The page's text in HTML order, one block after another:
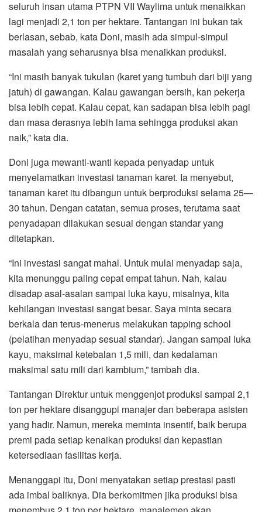
seluruh insan utama PTPN VII Waylima untuk menaikkan
lagi menjadi 2,1 ton per hektare. Tantangan ini bukan tak
berlasan, sebab, kata Doni, masih ada simpul-simpul
masalah yang seharusnya bisa menaikkan produksi.
“Ini masih banyak tukulan (karet yang tumbuh dari biji yang
jatuh) di gawangan. Kalau gawangan bersih, kan pekerja
bisa lebih cepat. Kalau cepat, kan sadapan bisa lebih pagi
dan masa derasnya lebih lama sehingga produksi akan
naik,” kata dia.
Doni juga mewanti-wanti kepada penyadap untuk
menyelamatkan investasi tanaman karet. Ia menyebut,
tanaman karet itu dibangun untuk berproduksi selama 25—
30 tahun. Dengan catatan, semua proses, terutama saat
penyadapan dilakukan sesuai dengan standar yang
ditetapkan.
“Ini investasi sangat mahal. Untuk mulai menyadap saja,
kita menunggu paling cepat empat tahun. Nah, kalau
disadap asal-asalan sampai luka kayu, misalnya, kita
kehilangan investasi sangat besar. Saya minta secara
berkala dan terus-menerus melakukan tapping school
(pelatihan menyadap sesuai standar). Jangan sampai luka
kayu, maksimal ketebalan 1,5 mili, dan kedalaman
maksimal satu mili dari kambium,” tambah dia.
Tantangan Direktur untuk menggenjot produksi sampai 2,1
ton per hektare disanggupi manajer dan beberapa asisten
yang hadir. Namun, mereka meminta insentif, baik berupa
premi pada setiap kenaikan produksi dan kepastian
ketersediaan fasilitas kerja.
Menanggapi itu, Doni menyatakan setiap prestasi pasti
ada imbal baliknya. Dia berkomitmen jika produksi bisa